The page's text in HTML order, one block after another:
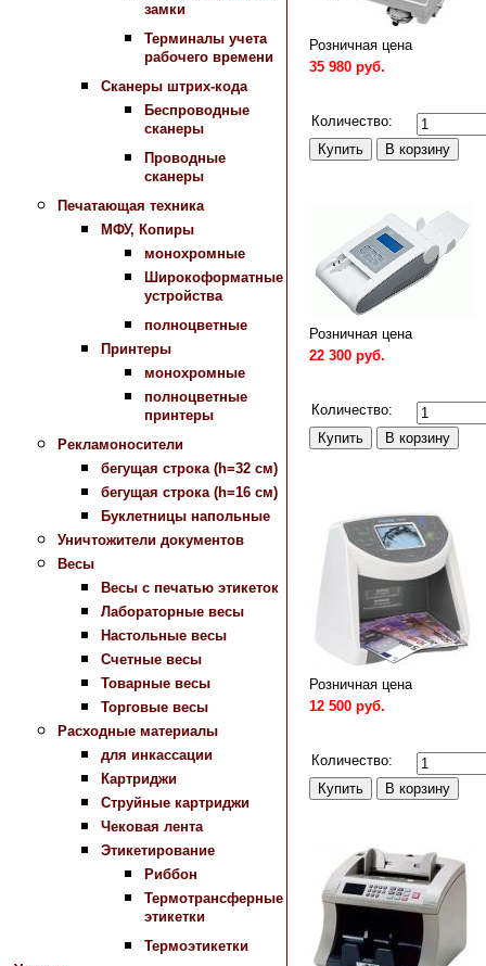
замки
Терминалы учета
рабочего времени
Сканеры штрих-кода
Беспроводные
сканеры
Проводные
сканеры
Печатающая техника
МФУ, Копиры
монохромные
Широкоформатные
устройства
полноцветные
Принтеры
монохромные
полноцветные
принтеры
Рекламоносители
бегущая строка (h=32 см)
бегущая строка (h=16 см)
Буклетницы напольные
Уничтожители документов
Весы
Весы с печатью этикеток
Лабораторные весы
Настольные весы
Счетные весы
Товарные весы
Торговые весы
Расходные материалы
для инкассации
Картриджи
Струйные картриджи
Чековая лента
Этикетирование
Риббон
Термотрансферные
этикетки
Термоэтикетки
Розничная цена
35 980 руб.
Количество:
Розничная цена
22 300 руб.
Количество:
Розничная цена
12 500 руб.
Количество: